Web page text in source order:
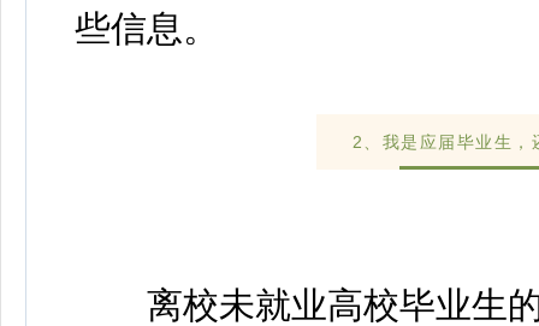
些信息。
2、我是应届毕业生，
离校未就业高校毕业生的